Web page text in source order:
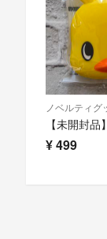
ノベルティグ
¥499